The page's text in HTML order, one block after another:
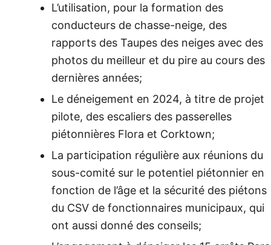
L’utilisation, pour la formation des
conducteurs de chasse-neige, des
rapports des Taupes des neiges avec des
photos du meilleur et du pire au cours des
dernières années;
Le déneigement en 2024, à titre de projet
pilote, des escaliers des passerelles
piétonnières Flora et Corktown;
La participation régulière aux réunions du
sous-comité sur le potentiel piétonnier en
fonction de l’âge et la sécurité des piétons
du CSV de fonctionnaires municipaux, qui
ont aussi donné des conseils;